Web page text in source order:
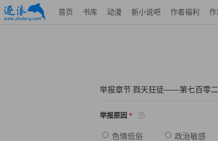
首页 书库 动漫 新小说吧 作者福利 作
举报章节 戮天狂徒——第七百零
举报原因 *
色情低俗 政治敏感